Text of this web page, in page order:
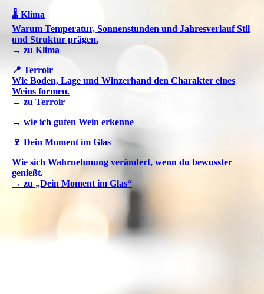
🌡️ Klima
Warum Temperatur, Sonnenstunden und Jahresverlauf Stil
und Struktur prägen.
→ zu Klima
📍 Terroir
Wie Boden, Lage und Winzerhand den Charakter eines
Weins formen.
→ zu Terroir
→ wie ich guten Wein erkenne
🍷 Dein Moment im Glas
Wie sich Wahrnehmung verändert, wenn du bewusster
genießt.
→ zu „Dein Moment im Glas“